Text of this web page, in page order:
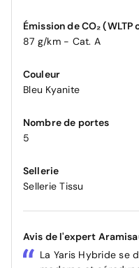
Émission de CO₂ (WLTP
87 g/km - Cat. A
Couleur
Bleu Kyanite
Nombre de portes
5
Sellerie
Sellerie Tissu
Avis de l'expert
La Yaris Hybride se